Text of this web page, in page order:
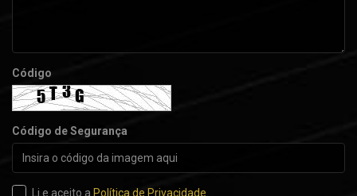
Código
Código de Segurança
Li e aceito a Política de Privacidade